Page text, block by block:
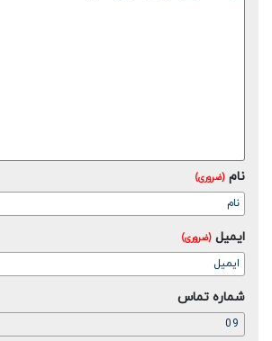
نام (ضروری)
ایمیل (ضروری)
شماره تماس